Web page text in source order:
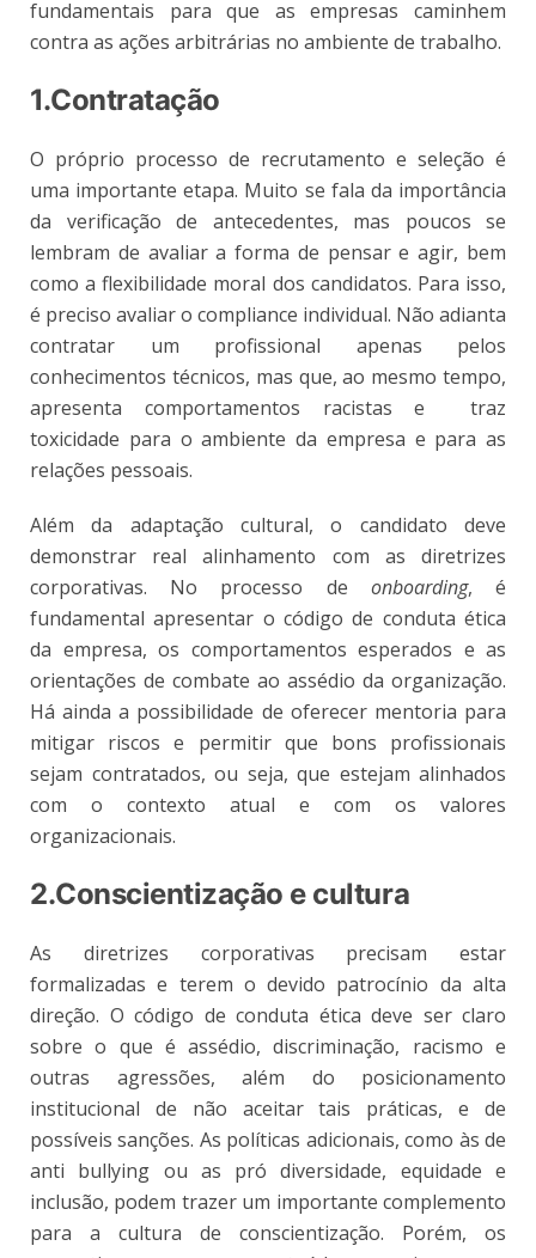
fundamentais para que as empresas caminhem
contra as ações arbitrárias no ambiente de trabalho.
1.Contratação
O próprio processo de recrutamento e seleção é
uma importante etapa. Muito se fala da importância
da verificação de antecedentes, mas poucos se
lembram de avaliar a forma de pensar e agir, bem
como a flexibilidade moral dos candidatos. Para isso,
é preciso avaliar o compliance individual. Não adianta
contratar um profissional apenas pelos
conhecimentos técnicos, mas que, ao mesmo tempo,
apresenta comportamentos racistas e traz
toxicidade para o ambiente da empresa e para as
relações pessoais.
Além da adaptação cultural, o candidato deve
demonstrar real alinhamento com as diretrizes
corporativas. No processo de onboarding, é
fundamental apresentar o código de conduta ética
da empresa, os comportamentos esperados e as
orientações de combate ao assédio da organização.
Há ainda a possibilidade de oferecer mentoria para
mitigar riscos e permitir que bons profissionais
sejam contratados, ou seja, que estejam alinhados
com o contexto atual e com os valores
organizacionais.
2.Conscientização e cultura
As diretrizes corporativas precisam estar
formalizadas e terem o devido patrocínio da alta
direção. O código de conduta ética deve ser claro
sobre o que é assédio, discriminação, racismo e
outras agressões, além do posicionamento
institucional de não aceitar tais práticas, e de
possíveis sanções. As políticas adicionais, como às de
anti bullying ou as pró diversidade, equidade e
inclusão, podem trazer um importante complemento
para a cultura de conscientização. Porém, os